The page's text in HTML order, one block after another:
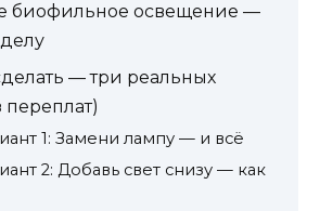
биофильное освещение —
— три реальных
переплат)
1: Замени лампу — и всё
2: Добавь свет снизу — как